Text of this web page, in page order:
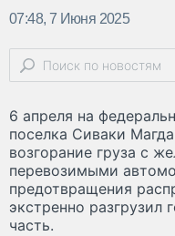
07:48, 7 Июня 2025
6 апреля на
поселка Сиваки
возгорание груза с
перевозимыми
предотвращения
экстренно
часть.